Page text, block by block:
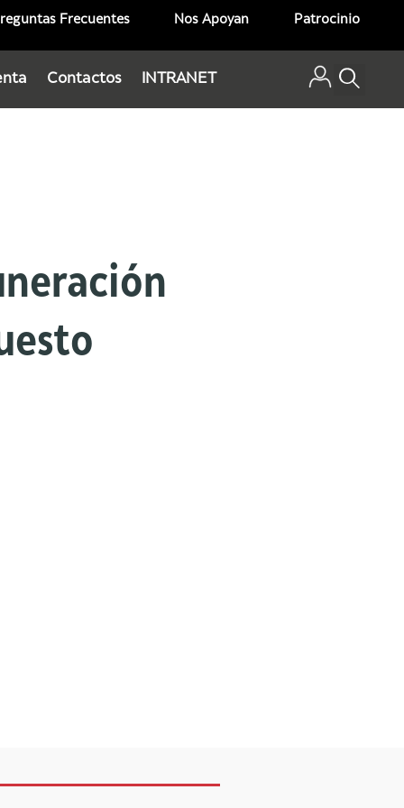
Frecuentes Nos Apoyan Patrocinio
Contactos INTRANET